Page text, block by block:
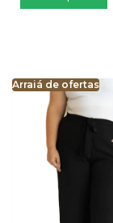
Arraiá de ofertas